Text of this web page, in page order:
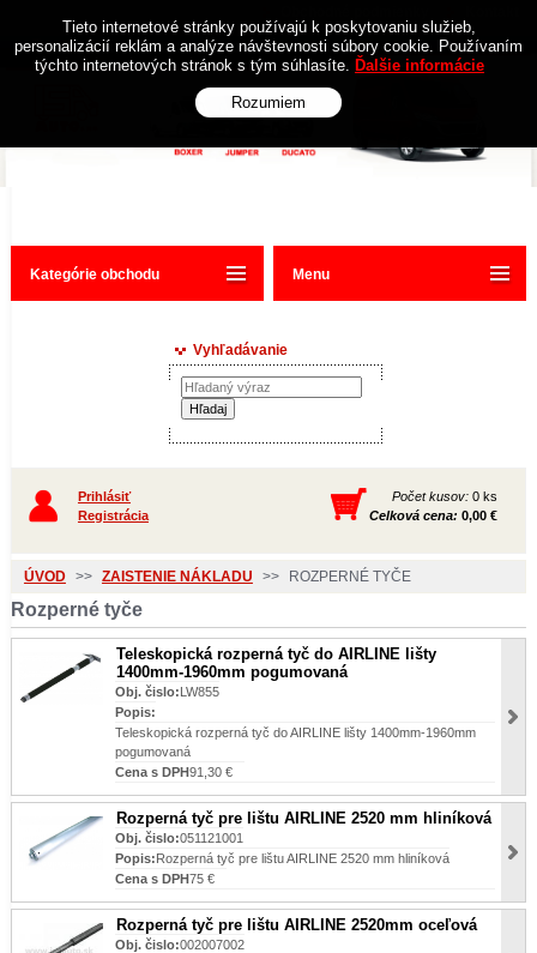
Kategórie obchodu
Vyhľadávanie
Prihlásiť
Registrácia
Počet kusov: 0 ks
Celková cena: 0,00 €
ÚVOD >> ZAISTENIE NÁKLADU >> ROZPERNÉ TYČE
Rozperné tyče
Teleskopická rozperná tyč do AIRLINE lišty
1400mm-1960mm pogumovaná
Obj. čislo:LW855
Popis:
Teleskopická rozperná tyč do AIRLINE lišty 1400mm-1960mm
pogumovaná
Cena s DPH91,30 €
Rozperná tyč pre lištu AIRLINE 2520 mm hliníková
Obj. čislo:051121001
Popis:Rozperná tyč pre lištu AIRLINE 2520 mm hliníková
Cena s DPH75 €
Rozperná tyč pre lištu AIRLINE 2520mm oceľová
Obj. čislo:002007002
Menu
Tieto internetové stránky používajú k poskytovaniu služieb,
personalizácií reklám a analýze návštevnosti súbory cookie. Používaním
týchto internetových stránok s tým súhlasíte. Ďalšie informácie
Rozumiem